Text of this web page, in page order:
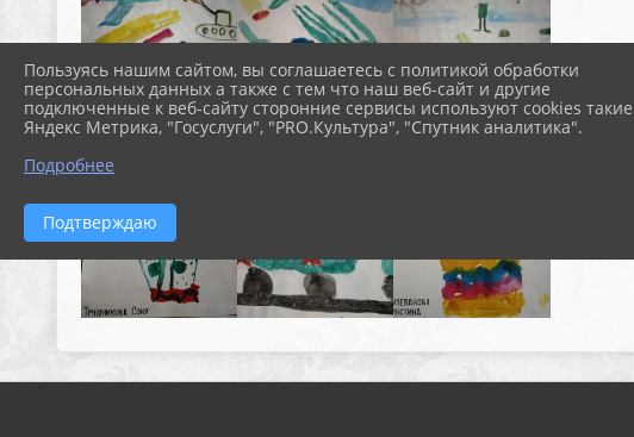
Пользуясь нашим сайтом, вы соглашаетесь с политикой обработки
персональных данных а также с тем что наш веб-сайт и другие
подключенные к веб-сайту сторонние сервисы используют cookies такие
Яндекс Метрика, "Госуслуги", "PRO.Культура", "Спутник аналитика".
Подробнее
Подтверждаю